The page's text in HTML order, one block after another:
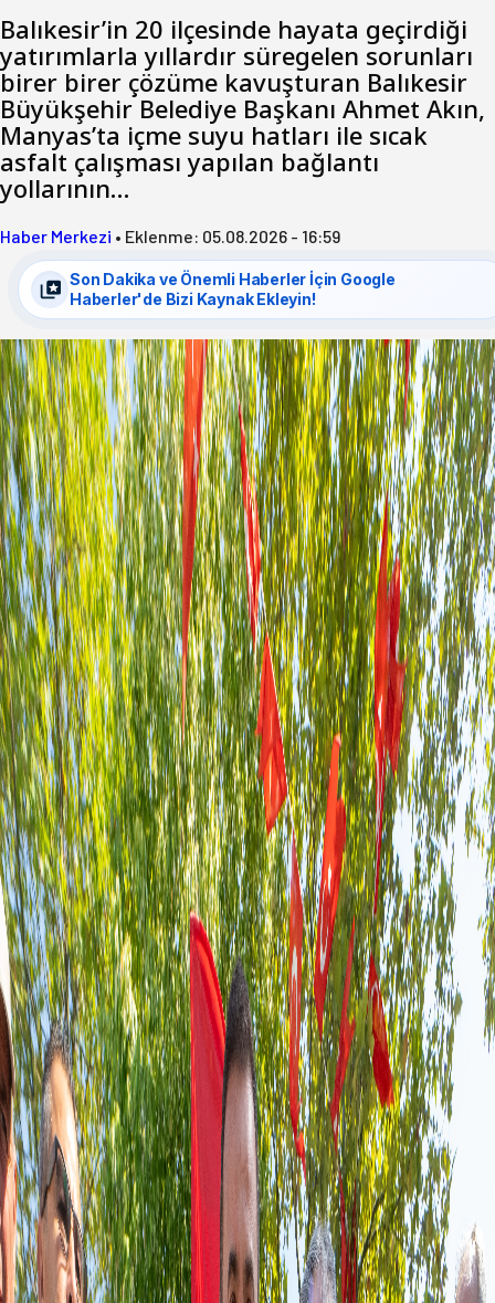
Balıkesir’in 20 ilçesinde hayata geçirdiği
yatırımlarla yıllardır süregelen sorunları
birer birer çözüme kavuşturan Balıkesir
Büyükşehir Belediye Başkanı Ahmet Akın,
Manyas’ta içme suyu hatları ile sıcak
asfalt çalışması yapılan bağlantı
yollarının…
Haber Merkezi • Eklenme: 05.08.2026 - 16:59
Son Dakika ve Önemli Haberler İçin Google
Haberler'de Bizi Kaynak Ekleyin!